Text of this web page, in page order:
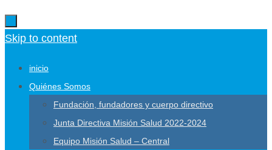
Skip to content
inicio
Quiénes Somos
Fundación, fundadores y cuerpo directivo
Junta Directiva Misión Salud 2022-2024
Equipo Misión Salud – Central